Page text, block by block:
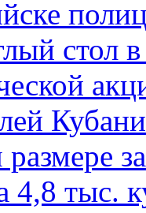
стол
4,8 тыс.